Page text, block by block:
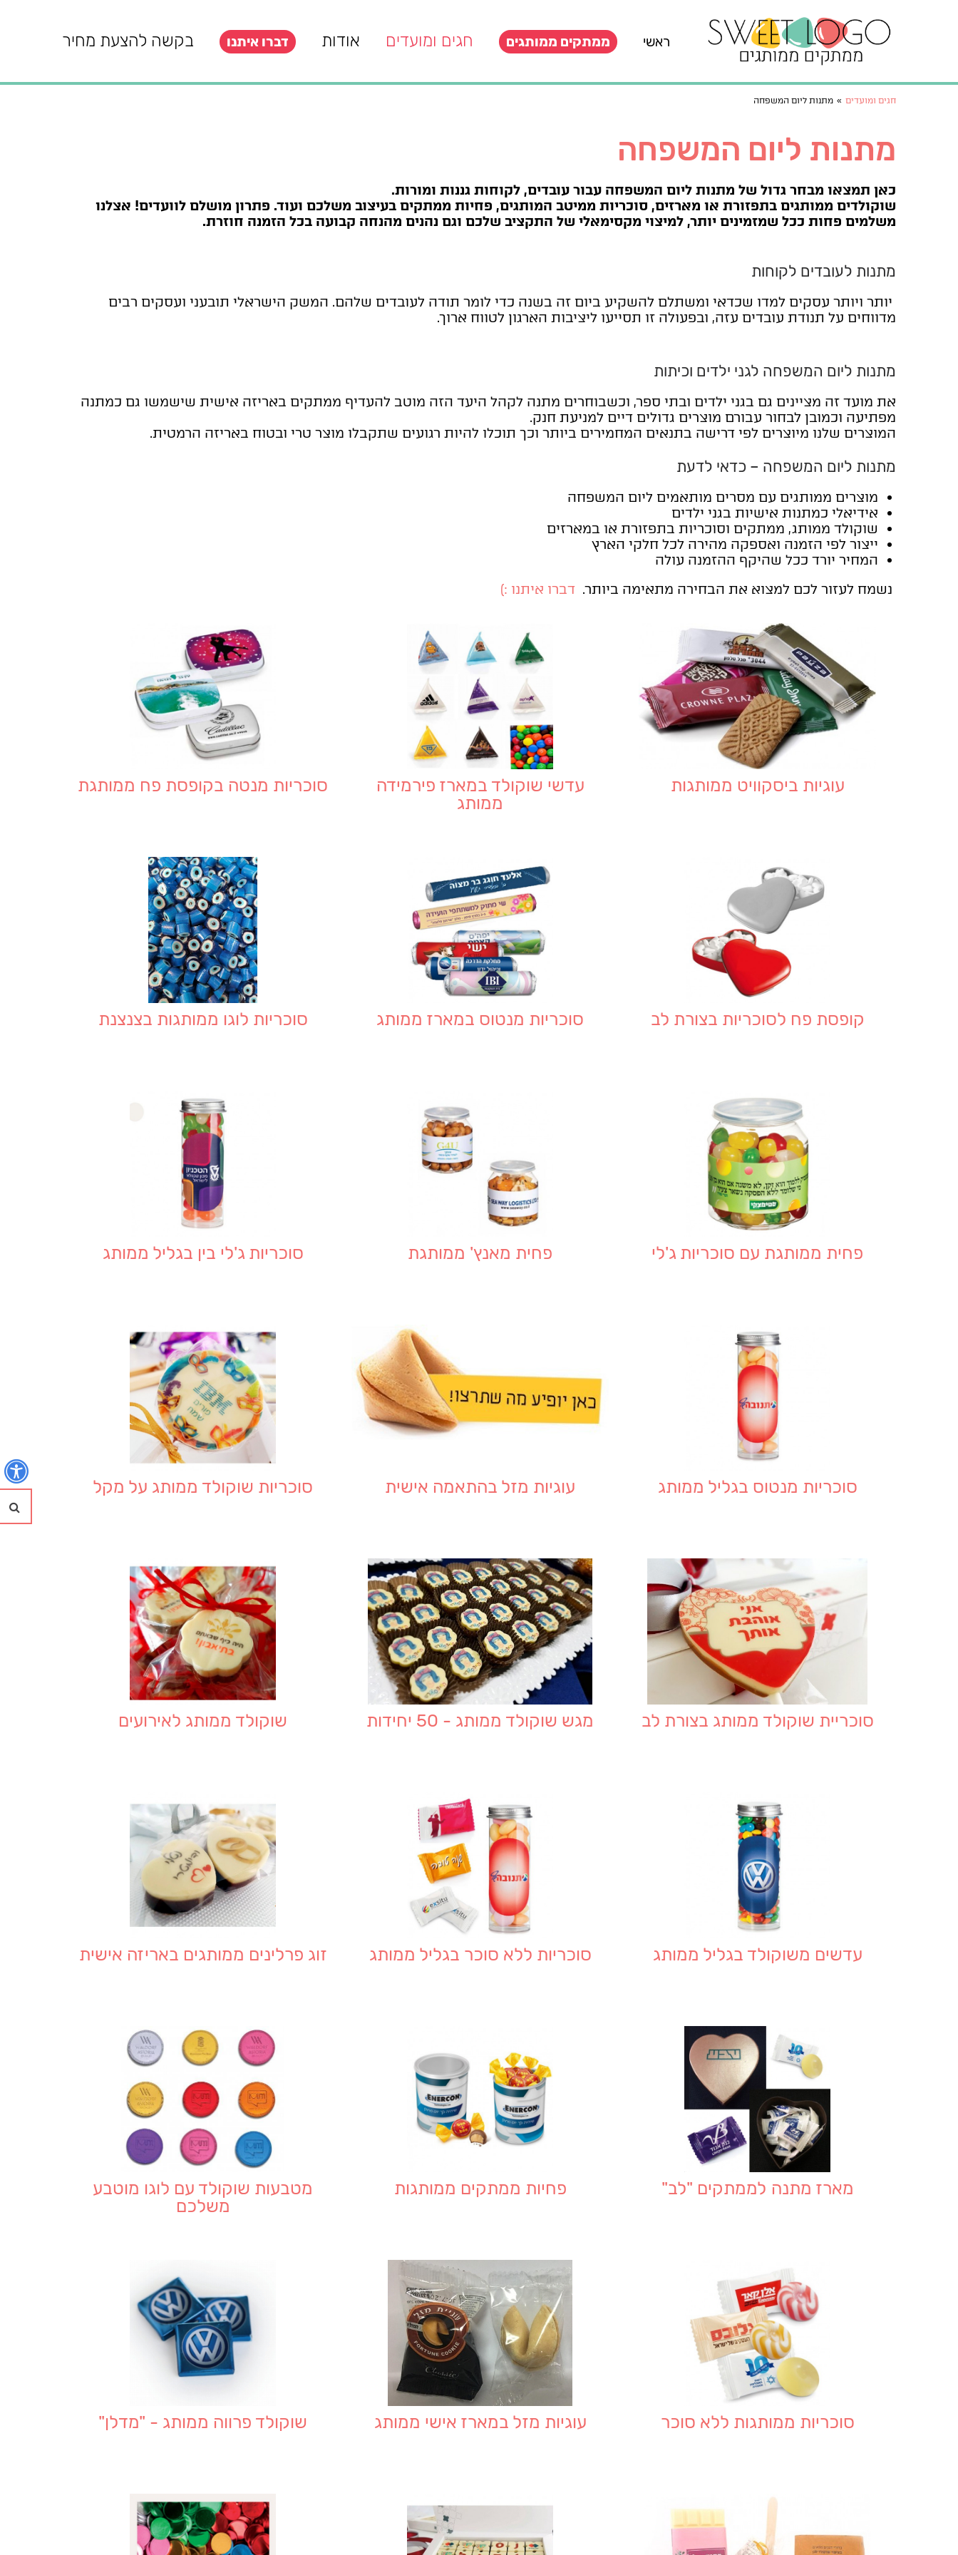
ראשי ממתקים ממותגים חגים ומועדים אודות דברו איתנו בקשה להצעת מחיר
חגים ומועדים » מתנות ליום המשפחה
מתנות ליום המשפחה
כאן תמצאו מבחר גדול של מתנות ליום המשפחה עבור עובדים, לקוחות גננות ומורות.
שוקולדים ממותגים בתפזורת או מארזים, סוכריות ממיטב המותגים, פחיות ממתקים בעיצוב משלכם ועוד. פתרון מושלם לוועדים! אצלנו
משלמים פחות ככל שמזמינים יותר, למיצוי מקסימאלי של התקציב שלכם וגם נהנים מהנחה קבועה בכל הזמנה חוזרת.
מתנות לעובדים לקוחות
יותר ויותר עסקים למדו שכדאי ומשתלם להשקיע ביום זה בשנה כדי לומר תודה לעובדים שלהם. המשק הישראלי תובעני ועסקים רבים
מדווחים על תנודת עובדים עזה, ובפעולה זו תסייעו ליציבות הארגון לטווח ארוך.
מתנות ליום המשפחה לגני ילדים וכיתות
את מועד זה מציינים גם בגני ילדים ובתי ספר, וכשבוחרים מתנה לקהל היעד הזה מוטב להעדיף ממתקים באריזה אישית שישמשו גם כמתנה
מפתיעה וכמובן לבחור עבורם מוצרים גדולים דיים למניעת חנק.
המוצרים שלנו מיוצרים לפי דרישה בתנאים המחמירים ביותר וכך תוכלו להיות רגועים שתקבלו מוצר טרי ובטוח באריזה הרמטית.
מתנות ליום המשפחה – כדאי לדעת
מוצרים ממותגים עם מסרים מותאמים ליום המשפחה
אידיאלי כמתנות אישיות בגני ילדים
שוקולד ממותג, ממתקים וסוכריות בתפזורת או במארזים
ייצור לפי הזמנה ואספקה מהירה לכל חלקי הארץ
המחיר יורד ככל שהיקף ההזמנה עולה
נשמח לעזור לכם למצוא את הבחירה מתאימה ביותר. דברו איתנו :)
עוגיות ביסקוויט ממותגות
עדשי שוקולד במארז פירמידה
ממותג
סוכריות מנטה בקופסת פח ממותגת
קופסת פח לסוכריות בצורת לב סוכריות מנטוס במארז ממותג סוכריות לוגו ממותגות בצנצנת
פחית ממותגת עם סוכריות ג'לי פחית מאנץ' ממותגת סוכריות ג'לי בין בגליל ממותג
סוכריות מנטוס בגליל ממותג עוגיות מזל בהתאמה אישית סוכריות שוקולד ממותג על מקל
סוכריית שוקולד ממותג בצורת לב מגש שוקולד ממותג - 50 יחידות שוקולד ממותג לאירועים
עדשים משוקולד בגליל ממותג סוכריות ללא סוכר בגליל ממותג זוג פרלינים ממותגים באריזה אישית
מארז מתנה לממתקים "לב" פחיות ממתקים ממותגות
מטבעות שוקולד עם לוגו מוטבע
משלכם
סוכריות ממותגות ללא סוכר עוגיות מזל במארז אישי ממותג שוקולד פרווה ממותג - "מדלן"